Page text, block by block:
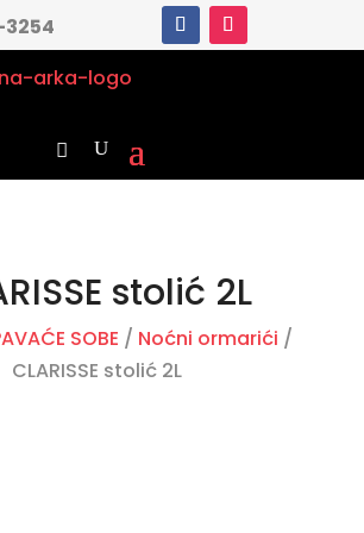
3254
stolić 2L
SOBE / Noćni ormarići /
CLARISSE stolić 2L